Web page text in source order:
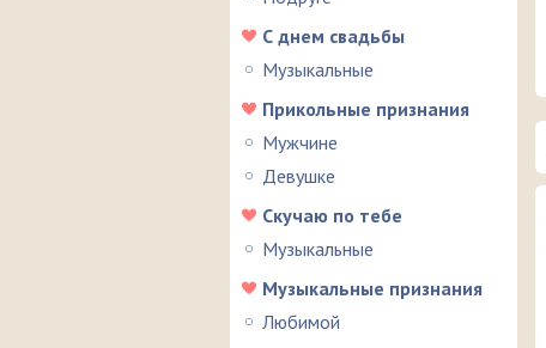
С днем свадьбы
Музыкальные
Прикольные признания
Мужчине
Девушке
Скучаю по тебе
Музыкальные
Музыкальные признания
Любимой